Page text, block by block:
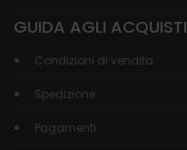
GUIDA AGLI ACQUISTI
Condizioni di vendita
Spedizione
Pagamenti